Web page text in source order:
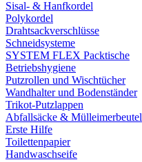
Sisal- & Hanfkordel
Polykordel
Drahtsackverschlüsse
Schneidsysteme
SYSTEM FLEX Packtische
Betriebshygiene
Putzrollen und Wischtücher
Wandhalter und Bodenständer
Trikot-Putzlappen
Abfallsäcke & Mülleimerbeutel
Erste Hilfe
Toilettenpapier
Handwaschseife